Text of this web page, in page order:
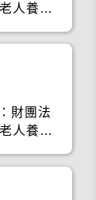
人養護
財團法
人養護